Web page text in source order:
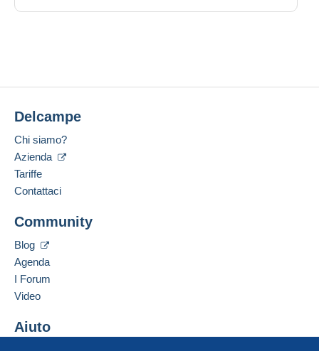
Delcampe
Chi siamo?
Azienda
Tariffe
Contattaci
Community
Blog
Agenda
I Forum
Video
Aiuto